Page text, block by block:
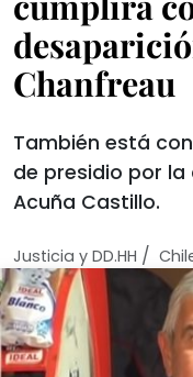
Chanfreau
También está
de presidio por la
Acuña Castillo.
Justicia y DD.HH /